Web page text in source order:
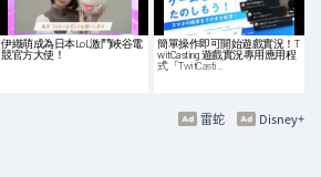
伊織萌成為日本LoL激鬥峽谷電
競官方大使！
簡單操作即可開始遊戲實況！T
witCasting 遊戲實況專用應用程
式「TwitCasti…
Disney+
雷蛇